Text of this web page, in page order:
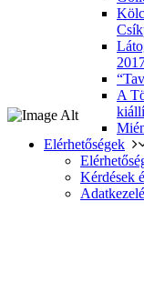
A
Elérhetőségek
Kérdések